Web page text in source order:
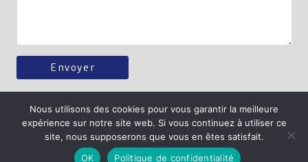
©foulqueschombartdelauwe.fr –Mention légales et Politique de
confidentialité
Nous utilisons des cookies pour vous garantir la meilleure
expérience sur notre site web. Si vous continuez à utiliser ce
site, nous supposerons que vous en êtes satisfait.
OK
Politique de confidentialité